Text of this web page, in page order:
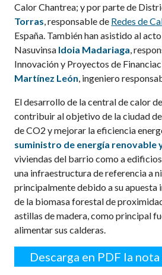
Calor Chantrea; y por parte de
Torras, responsable de Redes de
España. También han asistido al
Nasuvinsa Idoia Madariaga,
Innovación y Proyectos de
Martínez León, ingeniero
El desarrollo de la central de calor
contribuir al objetivo de la ciudad
de CO2 y mejorar la eficiencia
suministro de energía renovable
viviendas del barrio como a
una infraestructura de referencia a
principalmente debido a su apuesta
de la biomasa forestal de
astillas de madera, como principal
alimentar sus calderas.
Descarga en PDF la